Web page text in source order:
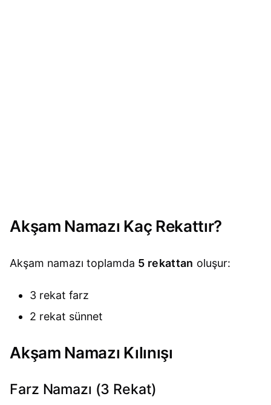
Akşam Namazı Kaç Rekattır?
Akşam namazı toplamda 5 rekattan oluşur:
3 rekat farz
2 rekat sünnet
Akşam Namazı Kılınışı
Farz Namazı (3 Rekat)